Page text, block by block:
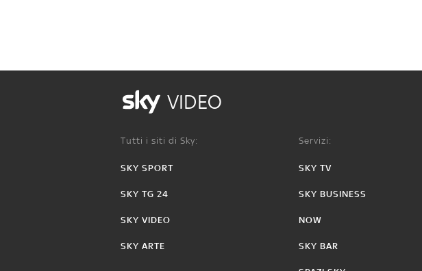
VIDEO
Tutti i siti di Sky:
SKY SPORT
SKY TG 24
SKY VIDEO
SKY ARTE
Servizi:
SKY TV
SKY BUSINESS
NOW
SKY BAR